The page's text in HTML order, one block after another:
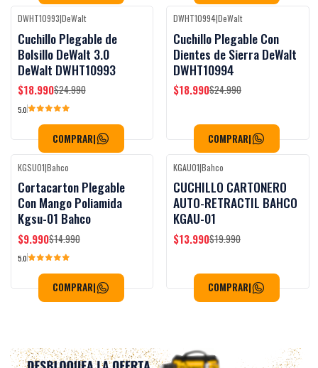
-24%OFF Black Week
DWHT10993|DeWalt
Cuchillo Plegable de
Bolsillo DeWalt 3.0
DeWalt DWHT10993
$18.990$24.990
5.0
COMPRAR|
-24%OFF Black Week
DWHT10994|DeWalt
Cuchillo Plegable Con
Dientes de Sierra DeWalt
DWHT10994
$18.990$24.990
COMPRAR|
-33%OFF
KGSU01|Bahco
Cortacarton Plegable
Con Mango Poliamida
Kgsu-01 Bahco
$9.990$14.990
5.0
COMPRAR|
-30%OFF
KGAU01|Bahco
CUCHILLO CARTONERO
AUTO-RETRACTIL BAHCO
KGAU-01
$13.990$19.990
COMPRAR|